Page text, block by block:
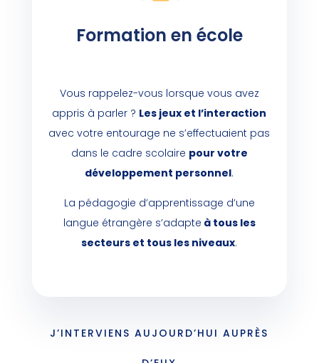
Formation en école
Vous rappelez-vous lorsque vous avez
appris à parler ? Les jeux et l’interaction
avec votre entourage ne s’effectuaient pas
dans le cadre scolaire pour votre
développement personnel.
La pédagogie d’apprentissage d’une
langue étrangère s’adapte à tous les
secteurs et tous les niveaux.
J’INTERVIENS AUJOURD’HUI AUPRÈS